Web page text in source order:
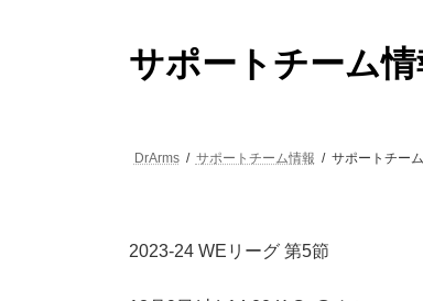
サポートチーム情
DrArms サポートチーム情報 サポートチー
2023-24 WEリーグ 第5節